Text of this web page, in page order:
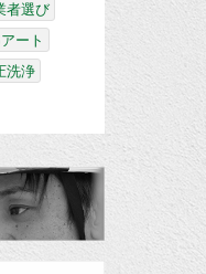
者選び
ート
洗浄